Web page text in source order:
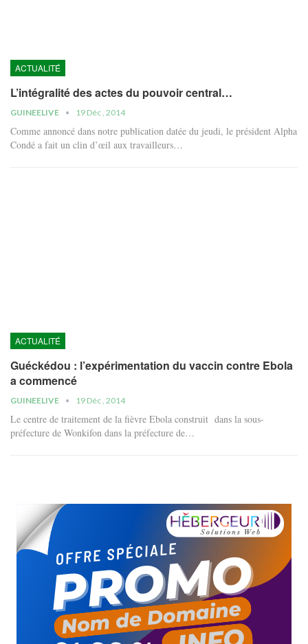
ACTUALITÉ
L’intégralité des actes du pouvoir central…
GUINEELIVE 19 Déc , 2014
Comme annoncé dans notre publication datée du jeudi, le président Alpha
Condé a fait un clin d’œil aux travailleurs…
ACTUALITÉ
Guéckédou : l’expérimentation du vaccin contre Ebola
a commencé
GUINEELIVE 19 Déc , 2014
Le centre de traitement de la fièvre Ebola construit dans la sous-
préfecture de Wonkifon dans la préfecture de…